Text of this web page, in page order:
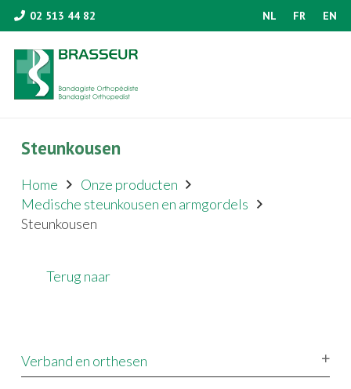
02 513 44 82 NL FR EN
Steunkousen
Home
Onze producten
Medische steunkousen en armgordels
Steunkousen
Terug naar
Verband en orthesen